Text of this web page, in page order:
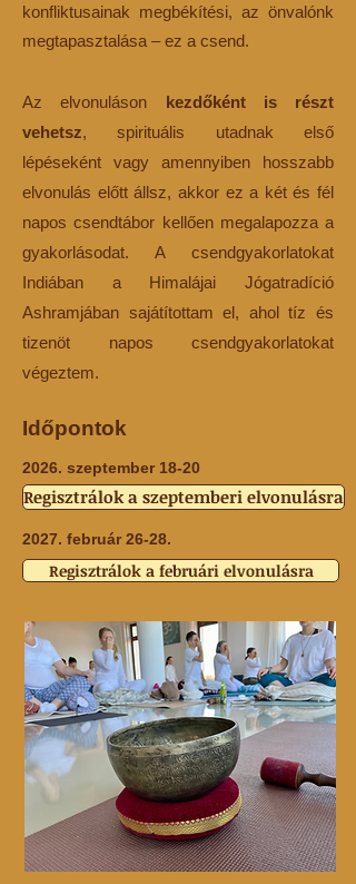
konfliktusainak megbékítési, az önvalónk
megtapasztalása – ez a csend.
Az elvonuláson kezdőként is részt
vehetsz, spirituális utadnak első
lépéseként vagy amennyiben hosszabb
elvonulás előtt állsz, akkor ez a két és fél
napos csendtábor kellően megalapozza a
gyakorlásodat. A csendgyakorlatokat
Indiában a Himalájai Jógatradíció
Ashramjában sajátítottam el, ahol tíz és
tizenöt napos csendgyakorlatokat
végeztem.
Időpontok
2026. szeptember 18-20
2027. február 26-28.
Regisztrálok a februári elvonulásra
Regisztrálok a szeptemberi elvonulásra